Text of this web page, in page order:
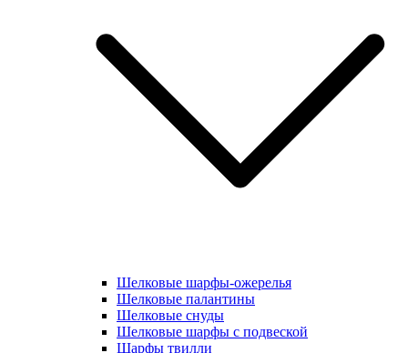
Шелковые шарфы-ожерелья
Шелковые палантины
Шелковые снуды
Шелковые шарфы с подвеской
Шарфы твилли